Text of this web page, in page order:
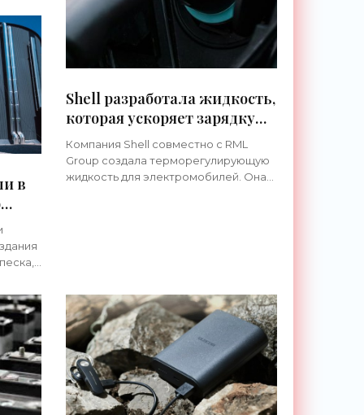
Shell разработала жидкость,
которая ускоряет зарядку
электромобилей до 10
минут - «Технологии»
Компания Shell совместно с RML
Group создала терморегулирующую
жидкость для электромобилей. Она
в
-
в июне